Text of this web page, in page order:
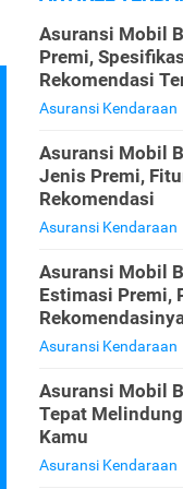
Asuransi Mobil
Premi,
Rekomendasi
Asuransi Kendaraan
Asuransi Mobil
Jenis Premi,
Rekomendasi
Asuransi Kendaraan
Asuransi Mobil
Estimasi Premi,
Asuransi Kendaraan
Asuransi Mobil
Tepat
Kamu
Asuransi Kendaraan